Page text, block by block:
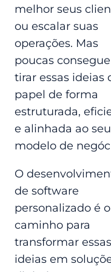
melhor seus
ou escalar suas
operações. Mas
poucas
tirar essas ideias
papel de forma
estruturada,
e alinhada ao seu
modelo de
O
de software
personalizado é o
caminho para
transformar essas
ideias em